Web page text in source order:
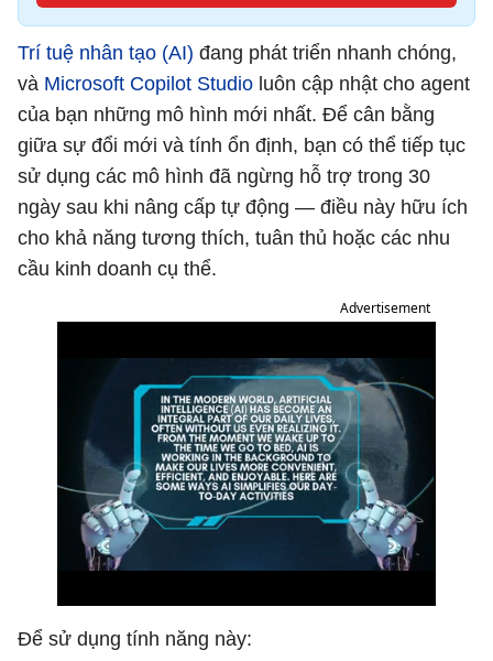
Trí tuệ nhân tạo (AI) đang phát triển nhanh chóng,
và Microsoft Copilot Studio luôn cập nhật cho agent
của bạn những mô hình mới nhất. Để cân bằng
giữa sự đổi mới và tính ổn định, bạn có thể tiếp tục
sử dụng các mô hình đã ngừng hỗ trợ trong 30
ngày sau khi nâng cấp tự động — điều này hữu ích
cho khả năng tương thích, tuân thủ hoặc các nhu
cầu kinh doanh cụ thể.
Advertisement
Để sử dụng tính năng này: